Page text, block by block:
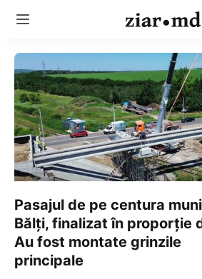
Pasajul de pe centura
Bălți, finalizat în proporție
Au fost montate grinzile
principale